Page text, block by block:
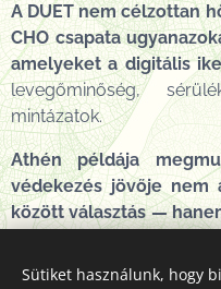
A DUET nem célzottan
CHO csapata
amelyeket a digitális
levegőminőség,
mintázatok.
Athén példája
védekezés jövője nem
között választás —
modell teszi a várost
Sütiket használunk, hogy